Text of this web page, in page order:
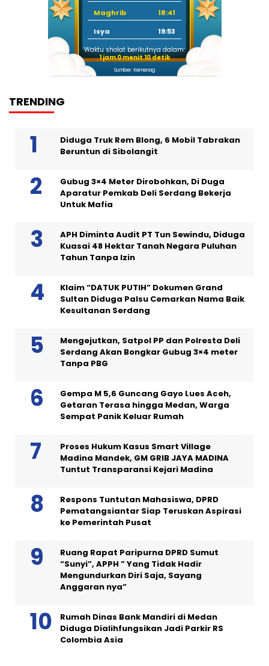
Maghrib
18:41
Isya
19:53
Waktu sholat berikutnya dalam:
1 jam 0 menit 9 detik
Sumber: Kemenag
TRENDING
Diduga Truk Rem Blong, 6 Mobil Tabrakan
Beruntun di Sibolangit
Gubug 3×4 Meter Dirobohkan, Di Duga
Aparatur Pemkab Deli Serdang Bekerja
Untuk Mafia
APH Diminta Audit PT Tun Sewindu, Diduga
Kuasai 48 Hektar Tanah Negara Puluhan
Tahun Tanpa Izin
Klaim “DATUK PUTIH” Dokumen Grand
Sultan Diduga Palsu Cemarkan Nama Baik
Kesultanan Serdang
Mengejutkan, Satpol PP dan Polresta Deli
Serdang Akan Bongkar Gubug 3×4 meter
Tanpa PBG
Gempa M 5,6 Guncang Gayo Lues Aceh,
Getaran Terasa hingga Medan, Warga
Sempat Panik Keluar Rumah
Proses Hukum Kasus Smart Village
Madina Mandek, GM GRIB JAYA MADINA
Tuntut Transparansi Kejari Madina
Respons Tuntutan Mahasiswa, DPRD
Pematangsiantar Siap Teruskan Aspirasi
ke Pemerintah Pusat
Ruang Rapat Paripurna DPRD Sumut
“Sunyi”, APPH ” Yang Tidak Hadir
Mengundurkan Diri Saja, Sayang
Anggaran nya”
Rumah Dinas Bank Mandiri di Medan
Diduga Dialihfungsikan Jadi Parkir RS
Colombia Asia